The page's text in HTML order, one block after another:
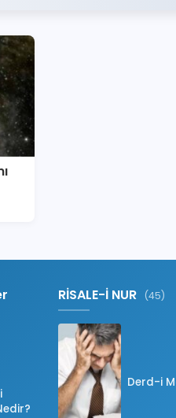
RİSALE-İ NUR (45)
Derd-i